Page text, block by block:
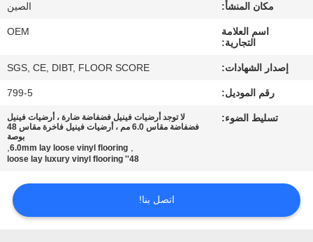
الجودة
اتصل
اطلب
خريطة
الموقع
مكان المنشأ: الصين
اسم العلامة
التجارية:
OEM
إصدار الشهادات: SGS, CE, DIBT, FLOOR SCORE
رقم الموديل: 799-5
تسليط الضوء:
لا توجد أرضيات فينيل فضفاضة ضارة ، أرضيات فينيل
فضفاضة مقاس 6.0 مم ، أرضيات فينيل فاخرة مقاس 48
بوصة
,
6.0mm lay loose vinyl flooring
,
48'' loose lay luxury vinyl flooring
اتصل بنا!